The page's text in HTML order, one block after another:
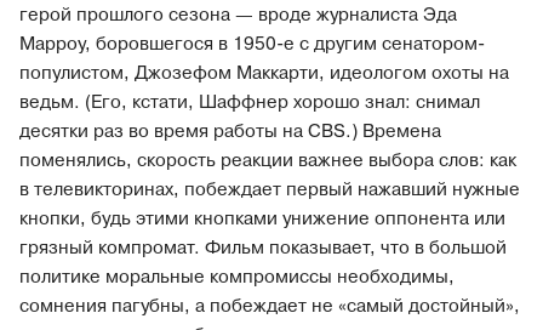
герой прошлого сезона — вроде журналиста Эда
Марроу, боровшегося в 1950-е с другим сенатором-
популистом, Джозефом Маккарти, идеологом охоты на
ведьм. (Его, кстати, Шаффнер хорошо знал: снимал
десятки раз во время работы на CBS.) Времена
поменялись, скорость реакции важнее выбора слов: как
в телевикторинах, побеждает первый нажавший нужные
кнопки, будь этими кнопками унижение оппонента или
грязный компромат. Фильм показывает, что в большой
политике моральные компромиссы необходимы,
сомнения пагубны, а побеждает не «самый достойный»,